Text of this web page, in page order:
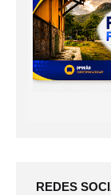
REDES